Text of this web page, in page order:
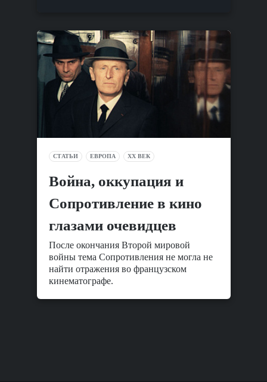
СТАТЬИ ЕВРОПА XX ВЕК
Война, оккупация и
Сопротивление в кино
глазами очевидцев
После окончания Второй мировой
войны тема Сопротивления не могла не
найти отражения во французском
кинематографе.